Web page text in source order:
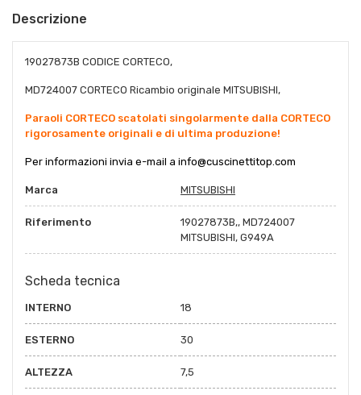
Descrizione
19027873B CODICE CORTECO,
MD724007 CORTECO Ricambio originale MITSUBISHI,
Paraoli CORTECO scatolati singolarmente dalla CORTECO
rigorosamente originali e di ultima produzione!
Per informazioni invia e-mail a info@cuscinettitop.com
Marca MITSUBISHI
Riferimento
19027873B,, MD724007
MITSUBISHI, G949A
Scheda tecnica
INTERNO 18
ESTERNO 30
ALTEZZA 7,5